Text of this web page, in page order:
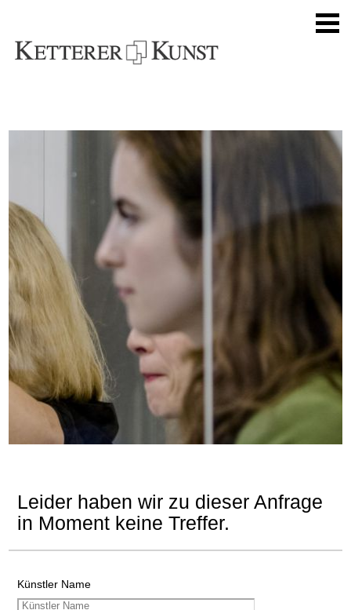
Leider haben wir zu dieser Anfrage
in Moment keine Treffer.
Künstler Name